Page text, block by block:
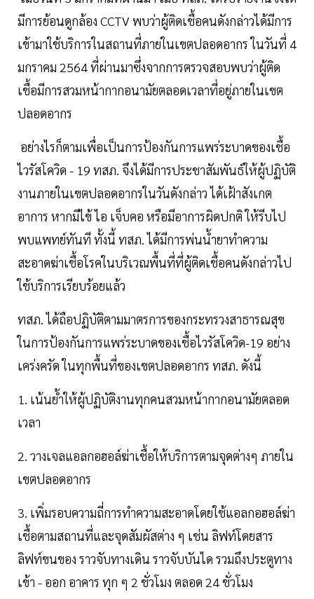
มีการย้อนดูกล้อง CCTV พบว่าผู้ติดเชื้อคนดังกล่าวได้มีการ
เข้ามาใช้บริการในสถานที่ภายในเขตปลอดอากร ในวันที่ 4
มกราคม 2564 ที่ผ่านมาซึ่งจากการตรวจสอบพบว่าผู้ติด
เชื้อมีการสวมหน้ากากอนามัยตลอดเวลาที่อยู่ภายในเขต
ปลอดอากร
อย่างไรก็ตามเพื่อเป็นการป้องกันการแพร่ระบาดของเชื้อ
ไวรัสโควิด - 19 ทสภ. จึงได้มีการประชาสัมพันธ์ให้ผู้ปฏิบัติ
งานภายในเขตปลอดอากรในวันดังกล่าว ได้เฝ้าสังเกต
อาการ หากมีไข้ ไอ เจ็บคอ หรือมีอาการผิดปกติ ให้รีบไป
พบแพทย์ทันที ทั้งนี้ ทสภ. ได้มีการพ่นน้ำยาทำความ
สะอาดฆ่าเชื้อโรคในบริเวณพื้นที่ที่ผู้ติดเชื้อคนดังกล่าวไป
ใช้บริการเรียบร้อยแล้ว
ทสภ. ได้ถือปฏิบัติตามมาตรการของกระทรวงสาธารณสุข
ในการป้องกันการแพร่ระบาดของเชื้อไวรัสโควิด-19 อย่าง
เคร่งครัด ในทุกพื้นที่ของเขตปลอดอากร ทสภ. ดังนี้
1. เน้นย้ำให้ผู้ปฏิบัติงานทุกคนสวมหน้ากากอนามัยตลอด
เวลา
2. วางเจลแอลกอฮอล์ฆ่าเชื้อให้บริการตามจุดต่างๆ ภายใน
เขตปลอดอากร
3. เพิ่มรอบความถี่การทำความสะอาดโดยใช้แอลกอฮอล์ฆ่า
เชื้อตามสถานที่และจุดสัมผัสต่าง ๆ เช่น ลิฟท์โดยสาร
ลิฟท์ขนของ ราวจับทางเดิน ราวจับบันได รวมถึงประตูทาง
เข้า - ออก อาคาร ทุก ๆ 2 ชั่วโมง ตลอด 24 ชั่วโมง